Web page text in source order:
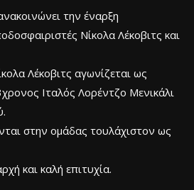
την έναρξη
Νίκολα Λέκοβιτς και
Λέκοβιτς αγωνίζεται ως
Ιταλός Λορέντζο Μενικάλι
στην ομάδας τουλάχιστον ως
και καλή επιτυχία.